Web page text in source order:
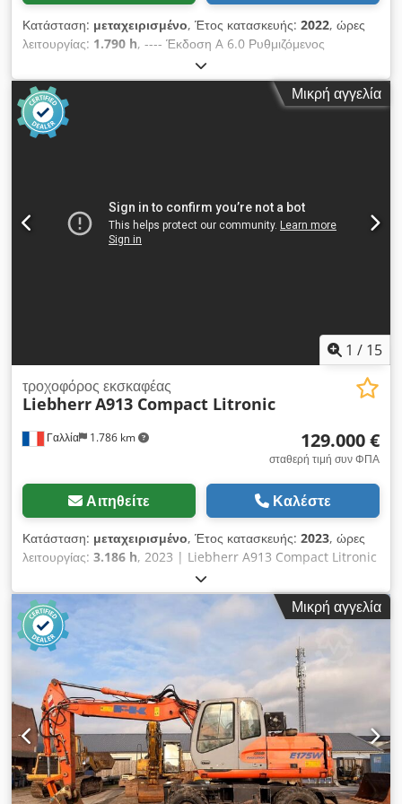
Κατάσταση: μεταχειρισμένο, Έτος κατασκευής: 2022, ώρες
λειτουργίας: 1.790 h, ---- Έκδοση A 6.0 Ρυθμιζόμενος
βραχίονας Αυτόματο σύστημα κλίσης Κάμερα οπισθοπορείας
3ος κύκλος ελέγχου Csdpjznhv Tefx Ahieha Ραδιόφωνο
Συμπεριλαμβάνεται το MS03 Powertilt
Μικρή αγγελία
1 / 15
Γαλλία 1.786 km
τροχοφόρος εκσκαφέας
LiebherrA913 Compact Litronic
129.000 €
σταθερή τιμή συν ΦΠΑ
Αιτηθείτε Καλέστε
Κατάσταση: μεταχειρισμένο, Έτος κατασκευής: 2023, ώρες
λειτουργίας: 3.186 h, 2023 | Liebherr A913 Compact Litronic
| Μεταχειρισμένο κινητό εκσκαφέας | 3186 ώρες λειτουργίας
📍 Τοποθεσία: Γαλλία 🚛 Διαθέσιμη παράδοση στον προορισμό
σας – Χρησιμοποιήστε τον υπολογιστή μεταφορικών εξόδων
για να εκτιμήσετε το κόστος μεταφοράς! 💰 Αγοράστε τώρα με
129.000 ευρώ ή υποβάλετε προσφορά. Δυνατότητα πληρωμής
κατά την παράδοση με μια προσιτή χρέωση (μετά από
έγκριση)* 👷‍♂️ Ελεγμένο από ανεξάρτητο ειδικό 60 σημεία
επιθεώρησης, 55 εγκεκριμένα ✅, 4 με ελλείψεις ℹ️, 1 θέμα που
απαιτεί παρέμβαση ⚠️ 📌 Σχόλιο του επιθεωρητή: Ο εκσκαφέας
Liebherr είναι σε καλή κατάσταση και λειτουργεί σωστά,
χρειάζεται καθαρισμό, μερικές επισκευές, έχει σπασμένο τζάμι,
διαρροή από το Ο-ρινγκ του κυλίνδρου μεταβλητής γωνίας,
Μικρή αγγελία